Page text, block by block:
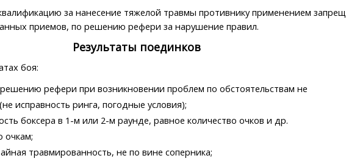
за нанесение тяжелой травмы противнику применением
приемов, по решению рефери за нарушение правил.
Результаты поединков
боя:
рефери при возникновении проблем по обстоятельствам не
исправность ринга, погодные условия);
боксера в 1-м или 2-м раунде, равное количество очков и др.
очкам;
травмированность, не по вине соперника;